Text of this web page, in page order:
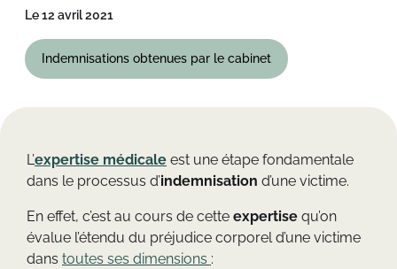
Le 12 avril 2021
Indemnisations obtenues par le cabinet
L’expertise médicale est une étape fondamentale
dans le processus d’indemnisation d’une victime.
En effet, c’est au cours de cette expertise qu’on
évalue l’étendu du préjudice corporel d’une victime
dans toutes ses dimensions :